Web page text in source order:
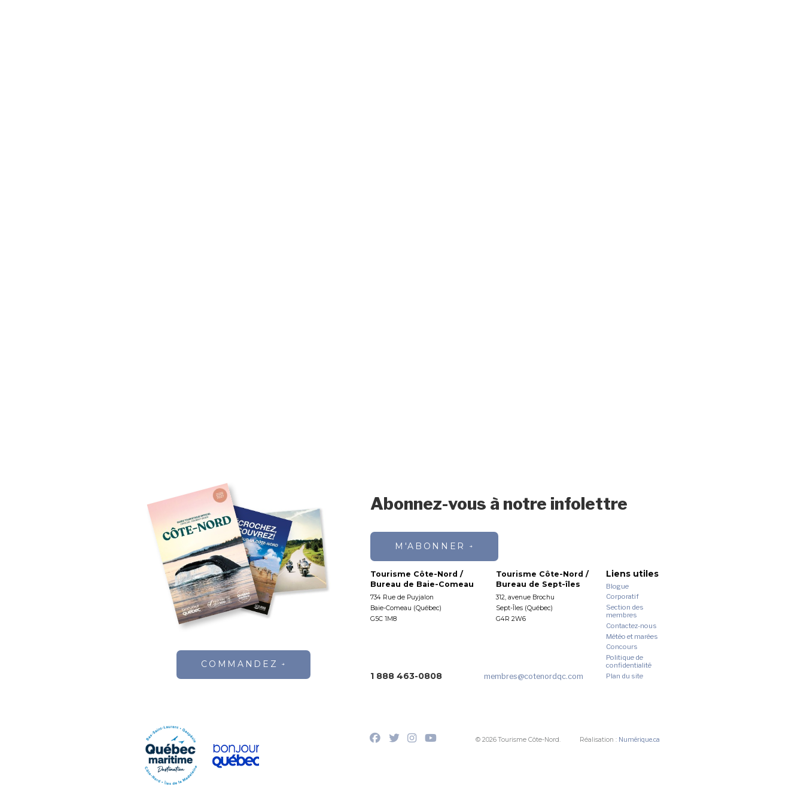
COMMANDEZ
Abonnez-vous à notre infolettre
M'ABONNER
Tourisme Côte-Nord /
Bureau de Baie-Comeau
734 Rue de Puyjalon
Baie-Comeau (Québec)
G5C 1M8
Tourisme Côte-Nord /
Bureau de Sept-îles
312, avenue Brochu
Sept-Îles (Québec)
G4R 2W6
Liens utiles
Blogue
Corporatif
Section des
membres
Contactez-nous
Météo et marées
Concours
Politique de
confidentialité
Plan du site
1 888 463-0808 membres@cotenordqc.com
© 2026 Tourisme Côte-Nord. Réalisation : Numérique.ca